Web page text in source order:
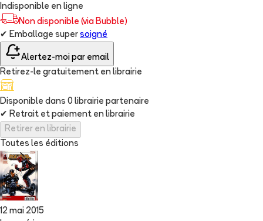
Indisponible en ligne
Non disponible (via Bubble)
✔ Emballage super soigné
Alertez-moi par email
Retirez-le gratuitement en librairie
Disponible dans 0 librairie partenaire
✔ Retrait et paiement en librairie
Retirer en librairie
Toutes les éditions
12 mai 2015